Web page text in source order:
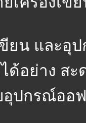
ขียน และ
ด้อย่าง ส
อุปกรณ์อ